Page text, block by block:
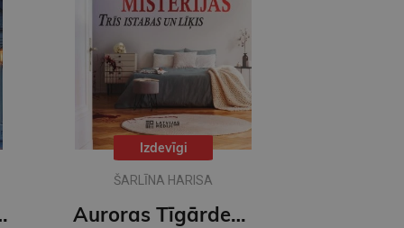
mistērijas
Izdevīgi
ŠARLĪNA HARISA
Auroras Tīgārdenas mistērijas. Trīs istabas un līķis